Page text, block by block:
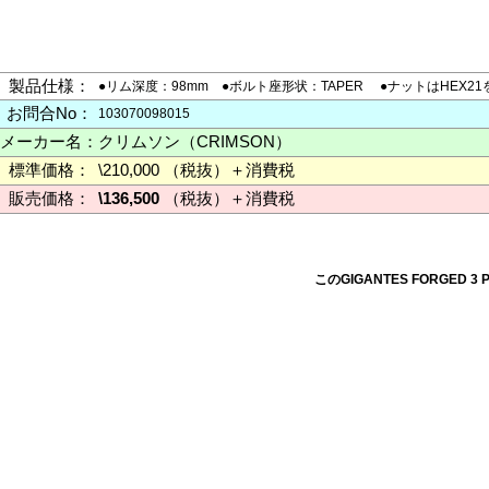
製品仕様： ●リム深度：98mm ●ボルト座形状：TAPER ●ナットはHEX21
お問合No： 103070098015
メーカー名： クリムソン（CRIMSON）
標準価格：
\210,000 （税抜）＋消費税
販売価格：
\136,500 （税抜）＋消費税
このGIGANTES FORGED 3